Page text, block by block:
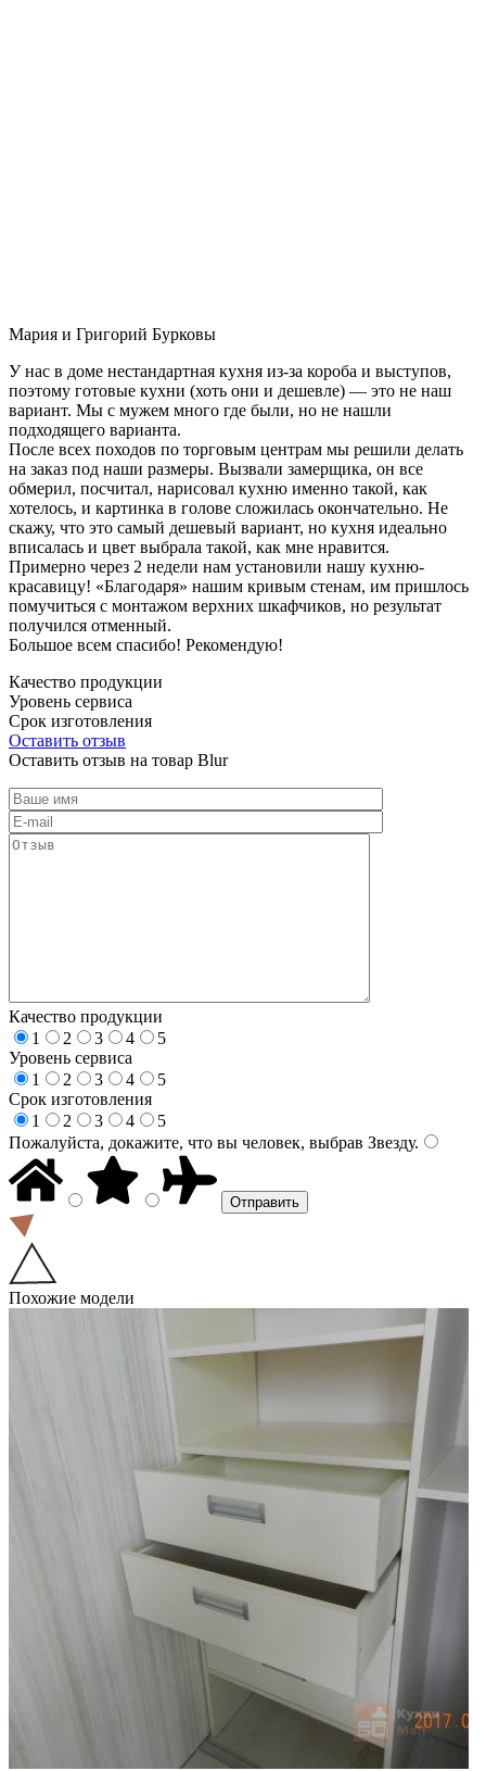
Мария и Григорий Бурковы
У нас в доме нестандартная кухня из-за короба и выступов,
поэтому готовые кухни (хоть они и дешевле) — это не наш
вариант. Мы с мужем много где были, но не нашли
подходящего варианта.
После всех походов по торговым центрам мы решили делать
на заказ под наши размеры. Вызвали замерщика, он все
обмерил, посчитал, нарисовал кухню именно такой, как
хотелось, и картинка в голове сложилась окончательно. Не
скажу, что это самый дешевый вариант, но кухня идеально
вписалась и цвет выбрала такой, как мне нравится.
Примерно через 2 недели нам установили нашу кухню-
красавицу! «Благодаря» нашим кривым стенам, им пришлось
помучиться с монтажом верхних шкафчиков, но результат
получился отменный.
Большое всем спасибо! Рекомендую!
Качество продукции
Уровень сервиса
Срок изготовления
Оставить отзыв
Оставить отзыв на товар Blur
Качество продукции
1
2 3 4
5
Уровень сервиса
1
2 3 4
5
Срок изготовления
1
2 3 4
5
Пожалуйста, докажите, что вы человек, выбрав Звезду.
Похожие модели